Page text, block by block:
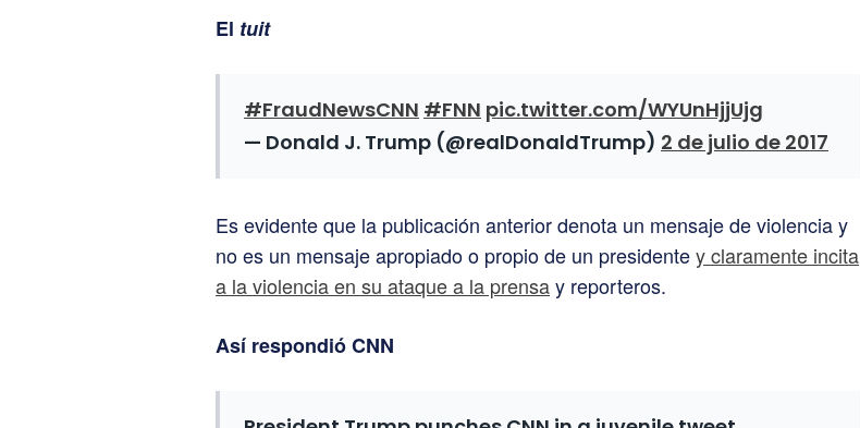
El tuit
#FraudNewsCNN #FNN pic.twitter.com/WYUnHjjUjg
— Donald J. Trump (@realDonaldTrump) 2 de julio de 2017
Es evidente que la publicación anterior denota un mensaje de violencia y
no es un mensaje apropiado o propio de un presidentey claramente incita
a la violencia en su ataque a la prensay reporteros.
Así respondió CNN